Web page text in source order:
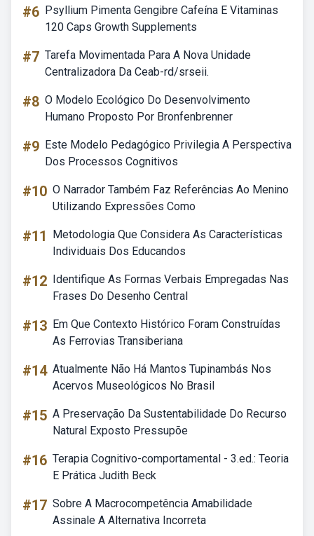
#6 Psyllium Pimenta Gengibre Cafeína E Vitaminas
120 Caps Growth Supplements
#7 Tarefa Movimentada Para A Nova Unidade
Centralizadora Da Ceab-rd/srseii.
#8 O Modelo Ecológico Do Desenvolvimento
Humano Proposto Por Bronfenbrenner
#9 Este Modelo Pedagógico Privilegia A Perspectiva
Dos Processos Cognitivos
#10 O Narrador Também Faz Referências Ao Menino
Utilizando Expressões Como
#11
Metodologia Que Considera As Características
Individuais Dos Educandos
#12 Identifique As Formas Verbais Empregadas Nas
Frases Do Desenho Central
#13 Em Que Contexto Histórico Foram Construídas
As Ferrovias Transiberiana
#14 Atualmente Não Há Mantos Tupinambás Nos
Acervos Museológicos No Brasil
#15 A Preservação Da Sustentabilidade Do Recurso
Natural Exposto Pressupõe
#16 Terapia Cognitivo-comportamental - 3.ed.: Teoria
E Prática Judith Beck
#17 Sobre A Macrocompetência Amabilidade
Assinale A Alternativa Incorreta